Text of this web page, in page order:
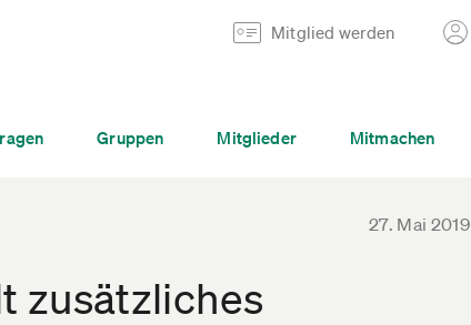
Mitglied werden
Gruppen Mitglieder Mitmachen
zusätzliches
27. Mai 2019